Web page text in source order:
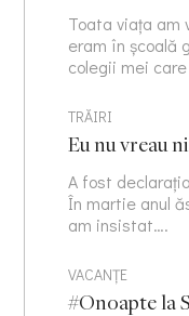
Toata viața am
eram în școală
colegii mei
TRĂIRI
Eu nu vreau
A fost
În martie anul
am insistat….
VACANȚE
#Onoapte la